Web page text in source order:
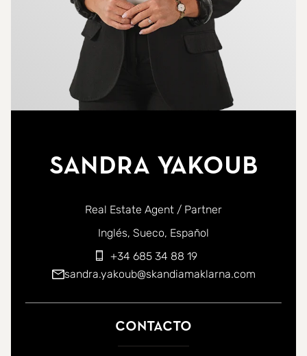
Sandra Yakoub
Real Estate Agent / Partner
Puede ponerse en contacto conmigo en los siguientes
Inglés Sueco Español
+34 685 34 88 19
sandra.yakoub@skandiamaklarna.com
Contacto